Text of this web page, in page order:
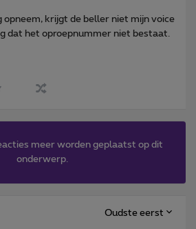
opneem, krijgt de beller niet mijn voice
dat het oproepnummer niet bestaat.
meer worden geplaatst op dit
onderwerp.
Oudste eerst